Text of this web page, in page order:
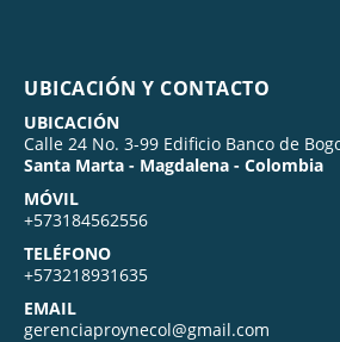
UBICACIÓN Y CONTACTO
UBICACIÓN
Calle 24 No. 3-99 Edificio Banco de
Santa Marta - Magdalena - Colombia
MÓVIL
+573184562556
TELÉFONO
+573218931635
EMAIL
gerenciaproynecol@gmail.com